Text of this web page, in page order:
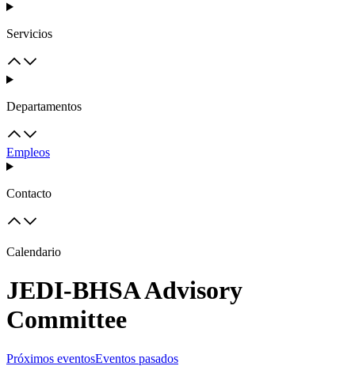
Servicios
Departamentos
Empleos
Contacto
Calendario
JEDI-BHSA Advisory
Committee
Próximos eventosEventos pasados